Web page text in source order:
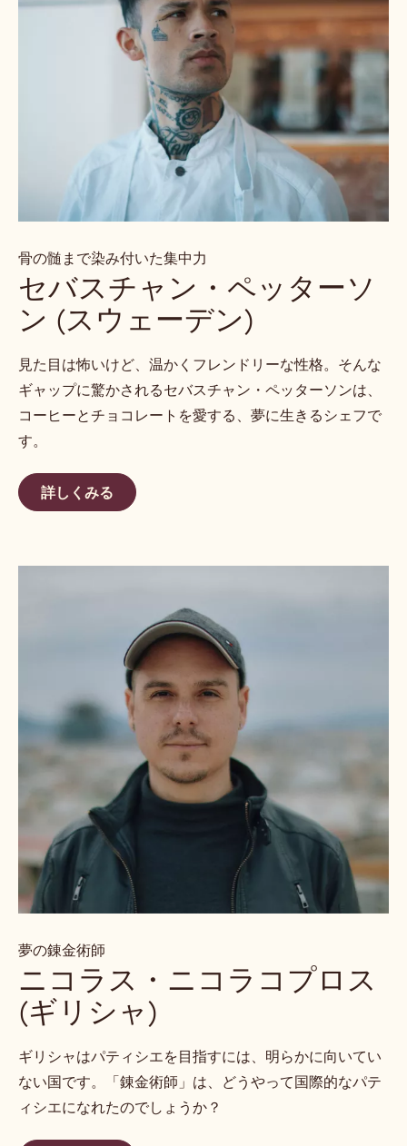
骨の髄まで染み付いた集中力
セバスチャン・ペッターソ
ン (スウェーデン)
見た目は怖いけど、温かくフレンドリーな性格。そんな
ギャップに驚かされるセバスチャン・ペッターソンは、
コーヒーとチョコレートを愛する、夢に生きるシェフで
す。
詳しくみる
夢の錬金術師
ニコラス・ニコラコプロス
(ギリシャ)
ギリシャはパティシエを目指すには、明らかに向いてい
ない国です。「錬金術師」は、どうやって国際的なパテ
ィシエになれたのでしょうか？